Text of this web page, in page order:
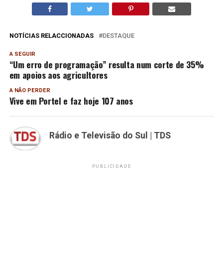
NOTÍCIAS RELACCIONADAS DESTAQUE
A SEGUIR
“Um erro de programação” resulta num corte de 35%
em apoios aos agricultores
A NÃO PERDER
Vive em Portel e faz hoje 107 anos
Rádio e Televisão do Sul | TDS
PUBLICIDADE